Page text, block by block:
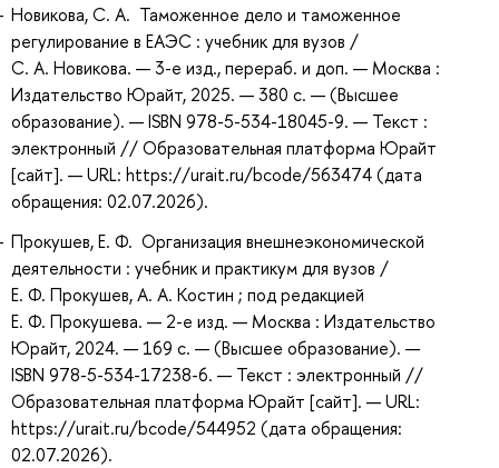
Новикова, С. А. Таможенное дело и таможенное
регулирование в ЕАЭС : учебник для вузов /
С. А. Новикова. — 3-е изд., перераб. и доп. — Москва :
Издательство Юрайт, 2025. — 380 с. — (Высшее
образование). — ISBN 978-5-534-18045-9. — Текст :
электронный // Образовательная платформа Юрайт
[сайт]. — URL: https://urait.ru/bcode/563474 (дата
обращения: 02.07.2026).
Прокушев, Е. Ф. Организация внешнеэкономической
деятельности : учебник и практикум для вузов /
Е. Ф. Прокушев, А. А. Костин ; под редакцией
Е. Ф. Прокушева. — 2-е изд. — Москва : Издательство
Юрайт, 2024. — 169 с. — (Высшее образование). —
ISBN 978-5-534-17238-6. — Текст : электронный //
Образовательная платформа Юрайт [сайт]. — URL:
https://urait.ru/bcode/544952 (дата обращения:
02.07.2026).